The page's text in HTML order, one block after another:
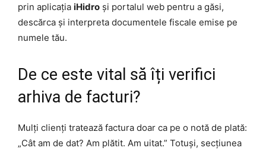
prin aplicația iHidro și portalul web pentru a găsi,
descărca și interpreta documentele fiscale emise pe
numele tău.
De ce este vital să îți verifici
arhiva de facturi?
Mulți clienți tratează factura doar ca pe o notă de plată:
„Cât am de dat? Am plătit. Am uitat.” Totuși, secțiunea